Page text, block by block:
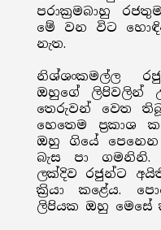
පරාක්‍රමබාහු
මේ වන විට
නැත.
නිශ්ශංකමල්ල
ඔහුගේ ලිපිවලින්
තෙරුවන් වෙත
හෙතෙම ප්‍රකාශ
ඔහු ගියේ
බැස පා
ලක්දිව රජුන්ට
ක්‍රියා කළේය.
ලිපියක ඔහු මෙසේ